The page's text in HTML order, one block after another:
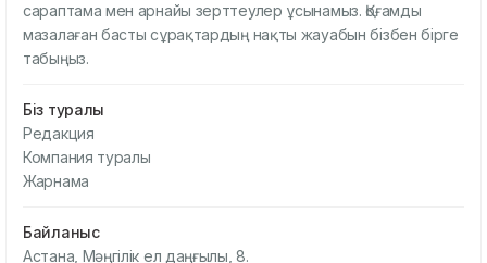
сараптама мен арнайы зерттеулер ұсынамыз. Қоғамды
мазалаған басты сұрақтардың нақты жауабын бізбен бірге
табыңыз.
Біз туралы
Редакция
Компания туралы
Жарнама
Байланыс
Астана, Мәңгілік ел даңғылы, 8.